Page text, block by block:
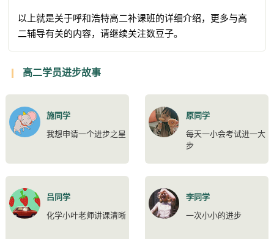
以上就是关于呼和浩特高二补课班的详细介绍，更多与高
二辅导有关的内容，请继续关注数豆子。
高二学员进步故事
施同学
我想申请一个进步之星
原同学
每天一小会考试进一大
步
吕同学
化学小叶老师讲课清晰
李同学
一次小小的进步